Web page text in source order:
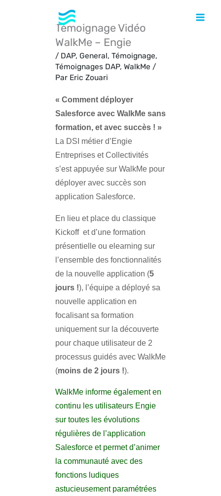
Témoignage Vidéo
WalkMe – Engie
/ DAP, General, Témoignage,
Témoignages DAP, WalkMe /
Par Eric Zouari
« Comment déployer
Salesforce avec WalkMe sans
formation, et avec succès ! »
La DSI métier d’Engie
Entreprises et Collectivités
s’est appuyée sur WalkMe pour
déployer avec succès son
application Salesforce.
En lieu et place du classique
Kickoff et d’une formation
présentielle ou elearning sur
l’ensemble des fonctionnalités
de la nouvelle application (5
jours !), l’équipe a déployé sa
nouvelle application en
focalisant sa formation
uniquement sur la découverte
pour chaque utilisateur de 2
processus guidés avec WalkMe
(moins de 2 jours !).
WalkMe informe également en
continu les utilisateurs Engie
sur toutes les évolutions
régulières de l’application
Salesforce et permet d’animer
la communauté avec des
fonctions ludiques
astucieusement paramétrées